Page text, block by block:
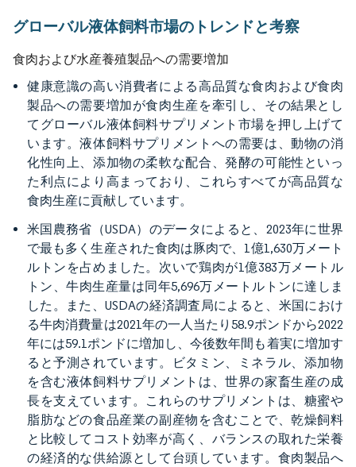
グローバル液体飼料市場のトレンドと考察
食肉および水産養殖製品への需要増加
健康意識の高い消費者による高品質な食肉および食肉
製品への需要増加が食肉生産を牽引し、その結果とし
てグローバル液体飼料サプリメント市場を押し上げて
います。液体飼料サプリメントへの需要は、動物の消
化性向上、添加物の柔軟な配合、発酵の可能性といっ
た利点により高まっており、これらすべてが高品質な
食肉生産に貢献しています。
米国農務省（USDA）のデータによると、2023年に世界
で最も多く生産された食肉は豚肉で、1億1,630万メート
ルトンを占めました。次いで鶏肉が1億383万メートル
トン、牛肉生産量は同年5,696万メートルトンに達しま
した。また、USDAの経済調査局によると、米国におけ
る牛肉消費量は2021年の一人当たり58.9ポンドから2022
年には59.1ポンドに増加し、今後数年間も着実に増加す
ると予測されています。ビタミン、ミネラル、添加物
を含む液体飼料サプリメントは、世界の家畜生産の成
長を支えています。これらのサプリメントは、糖蜜や
脂肪などの食品産業の副産物を含むことで、乾燥飼料
と比較してコスト効率が高く、バランスの取れた栄養
の経済的な供給源として台頭しています。食肉製品へ